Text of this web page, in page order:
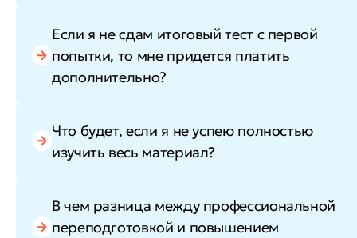
Если я не сдам итоговый тест с первой
попытки, то мне придется платить
дополнительно?
Что будет, если я не успею полностью
изучить весь материал?
В чем разница между профессиональной
переподготовкой и повышением